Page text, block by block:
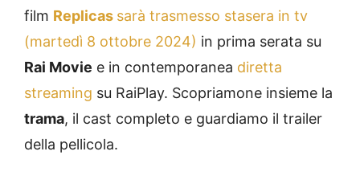
film Replicas sarà trasmesso stasera in tv
(martedì 8 ottobre 2024) in prima serata su
Rai Movie e in contemporanea diretta
streaming su RaiPlay. Scopriamone insieme la
trama, il cast completo e guardiamo il trailer
della pellicola.